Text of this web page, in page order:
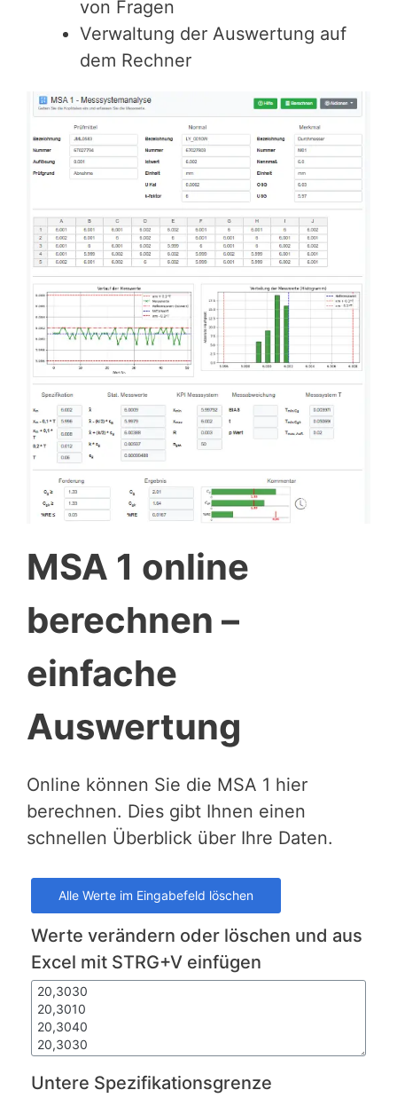
von Fragen
Verwaltung der Auswertung auf
dem Rechner
MSA 1 online
berechnen –
einfache
Auswertung
Online können Sie die MSA 1 hier
berechnen. Dies gibt Ihnen einen
schnellen Überblick über Ihre Daten.
Werte verändern oder löschen und aus
Excel mit STRG+V einfügen
Untere Spezifikationsgrenze